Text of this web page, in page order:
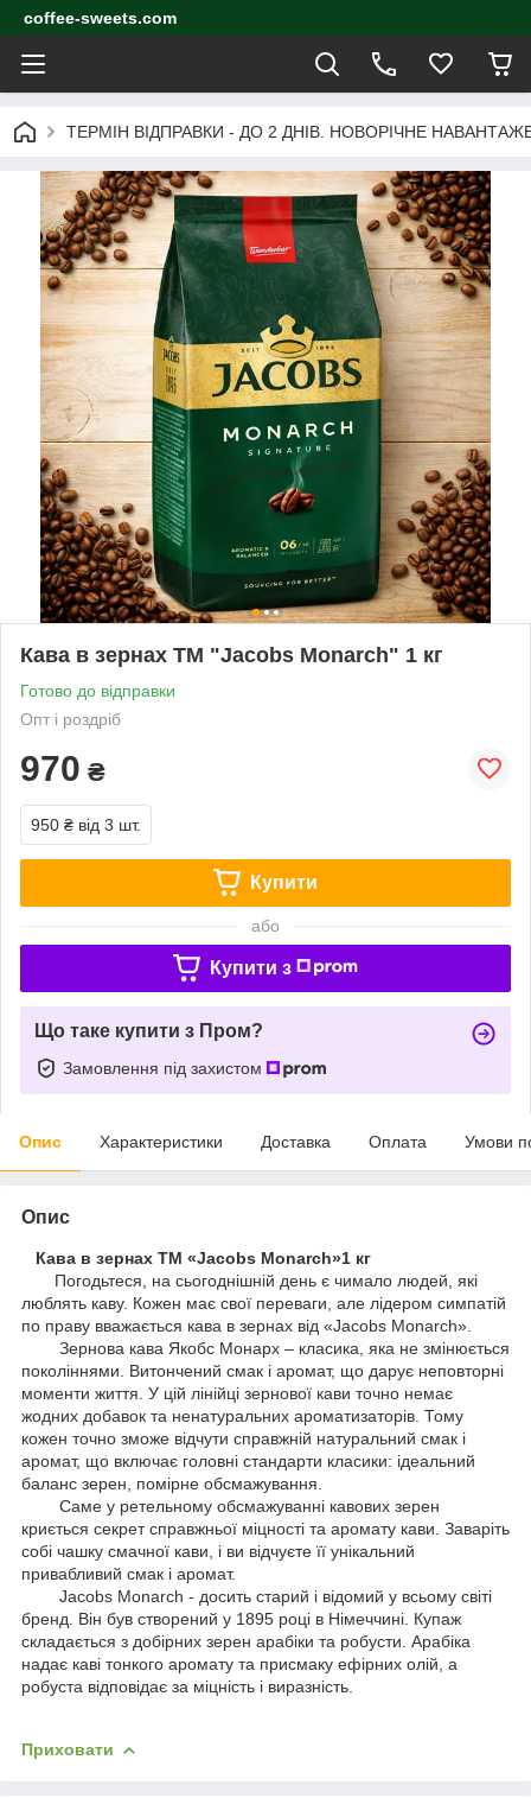
coffee-sweets.com
ТЕРМІН ВІДПРАВКИ - ДО 2 ДНІВ. НОВОРІЧНЕ
Кава в зернах ТМ "Jacobs Monarch" 1 кг
Готово до відправки
Опт і роздріб
970 ₴
950 ₴ від 3 шт.
Купити
або
Купити з
Що таке купити з Пром?
Замовлення під захистом
Опис Характеристики Доставка Оплата Умови
Опис
Кава в зернах ТМ «Jacobs Monarch»1 кг
Погодьтеся, на сьогоднішній день є чимало людей, які
люблять каву. Кожен має свої переваги, але лідером симпатій
по праву вважається кава в зернах від «Jacobs Monarch».
Зернова кава Якобс Монарх – класика, яка не змінюється
поколіннями. Витончений смак і аромат, що дарує неповторні
моменти життя. У цій лінійці зернової кави точно немає
жодних добавок та ненатуральних ароматизаторів. Тому
кожен точно зможе відчути справжній натуральний смак і
аромат, що включає головні стандарти класики: ідеальний
баланс зерен, помірне обсмажування.
Саме у ретельному обсмажуванні кавових зерен
криється секрет справжньої міцності та аромату кави. Заваріть
собі чашку смачної кави, і ви відчуєте її унікальний
привабливий смак і аромат.
Jacobs Monarch - досить старий і відомий у всьому світі
бренд. Він був створений у 1895 році в Німеччині. Купаж
складається з добірних зерен арабіки та робусти. Арабіка
надає каві тонкого аромату та присмаку ефірних олій, а
робуста відповідає за міцність і виразність.
Приховати